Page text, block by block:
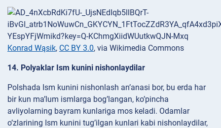
Konrad Wąsik, CC BY 3.0, via Wikimedia Commons
14. Polyaklar Ism kunini nishonlaydilar
Polshada Ism kunini nishonlash an’anasi bor, bu erda har
bir kun ma’lum ismlarga bog’langan, ko’pincha
avliyolarning bayram kunlariga mos keladi. Odamlar
o’zlarining Ism kunini tug’ilgan kunlari kabi nishonlaydilar,